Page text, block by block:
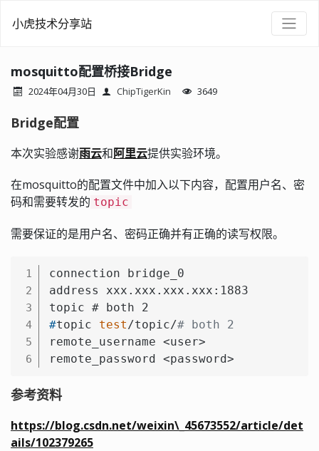
小虎技术分享站
mosquitto配置桥接Bridge
2024年04月30日 ChipTigerKin 3649
Bridge配置
本次实验感谢雨云和阿里云提供实验环境。
在mosquitto的配置文件中加入以下内容，配置用户名、密
码和需要转发的 topic
需要保证的是用户名、密码正确并有正确的读写权限。
1
2
3
4
5
6
connection bridge_0
address xxx.xxx.xxx.xxx:1883
#topic test/topic/# both 2
remote_username <user>
remote_password <password>
参考资料
https://blog.csdn.net/weixin\_45673552/article/det
ails/102379265